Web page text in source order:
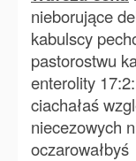
nieborujące
kabulscy
pastorostwu
enterolity
ciachałaś
niecezowych
oczarowałbyś